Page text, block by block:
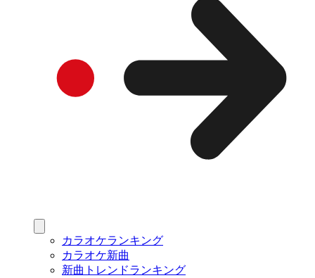
カラオケランキング
カラオケ新曲
新曲トレンドランキング